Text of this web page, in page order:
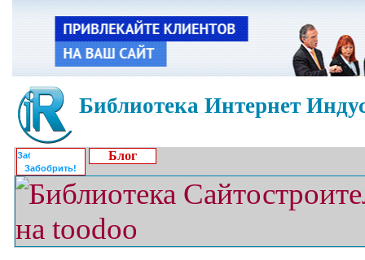
Библиотека Интернет
Забобрить!
Блог